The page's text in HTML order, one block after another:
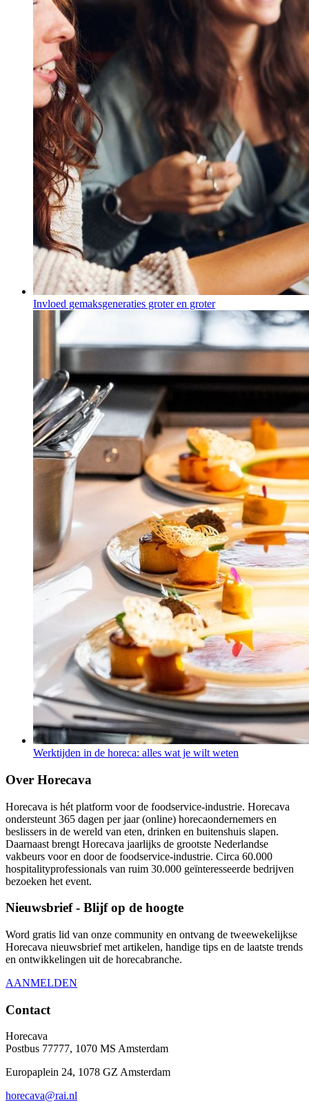
Invloed gemaksgeneraties groter en groter
Werktijden in de horeca: alles wat je wilt weten
Over Horecava
Horecava is hét platform voor de foodservice-industrie. Horecava
ondersteunt 365 dagen per jaar (online) horecaondernemers en
beslissers in de wereld van eten, drinken en buitenshuis slapen.
Daarnaast brengt Horecava jaarlijks de grootste Nederlandse
vakbeurs voor en door de foodservice-industrie. Circa 60.000
hospitalityprofessionals van ruim 30.000 geïnteresseerde bedrijven
bezoeken het event.
Nieuwsbrief - Blijf op de hoogte
Word gratis lid van onze community en ontvang de tweewekelijkse
Horecava nieuwsbrief met artikelen, handige tips en de laatste trends
en ontwikkelingen uit de horecabranche.
AANMELDEN
Contact
Horecava
Postbus 77777, 1070 MS Amsterdam
Europaplein 24, 1078 GZ Amsterdam
horecava@rai.nl